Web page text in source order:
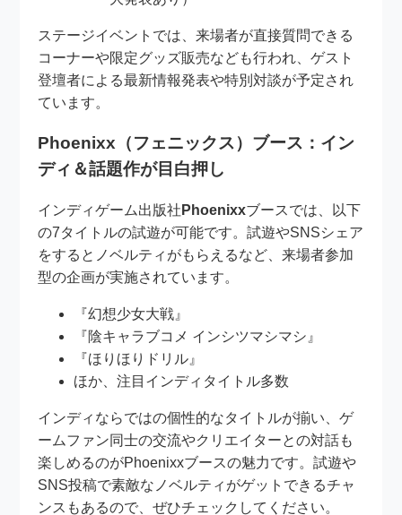
ステージイベントでは、来場者が直接質問できる
コーナーや限定グッズ販売なども行われ、ゲスト
登壇者による最新情報発表や特別対談が予定され
ています。
Phoenixx（フェニックス）ブース：イン
ディ＆話題作が目白押し
インディゲーム出版社 Phoenixxブースでは、以下
の7タイトルの試遊が可能です。試遊やSNSシェア
をするとノベルティがもらえるなど、来場者参加
型の企画が実施されています。
『幻想少女大戦』
『陰キャラブコメ インシツマシマシ』
『ほりほりドリル』
ほか、注目インディタイトル多数
インディならではの個性的なタイトルが揃い、ゲ
ームファン同士の交流やクリエイターとの対話も
楽しめるのがPhoenixxブースの魅力です。試遊や
SNS投稿で素敵なノベルティがゲットできるチャ
ンスもあるので、ぜひチェックしてください。